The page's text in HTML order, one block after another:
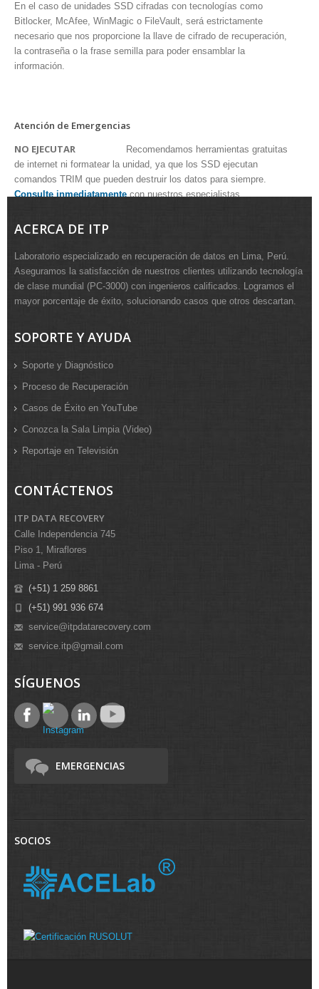
En el caso de unidades SSD cifradas con tecnologías como
Bitlocker, McAfee, WinMagic o FileVault, será estrictamente
necesario que nos proporcione la llave de cifrado de recuperación,
la contraseña o la frase semilla para poder ensamblar la
información.
Atención de Emergencias
Recomendamos
NO EJECUTAR
herramientas gratuitas
de internet ni formatear la unidad, ya que los SSD ejecutan
comandos TRIM que pueden destruir los datos para siempre.
Consulte inmediatamentecon nuestros especialistas.
ACERCA DE ITP
Laboratorio especializado en recuperación de datos en Lima, Perú.
Aseguramos la satisfacción de nuestros clientes utilizando tecnología
de clase mundial (PC-3000) con ingenieros calificados. Logramos el
mayor porcentaje de éxito, solucionando casos que otros descartan.
SOPORTE Y AYUDA
Soporte y Diagnóstico
Proceso de Recuperación
Casos de Éxito en YouTube
Conozca la Sala Limpia (Video)
Reportaje en Televisión
CONTÁCTENOS
ITP DATA RECOVERY
Calle Independencia 745
Piso 1, Miraflores
Lima - Perú
(+51) 1 259 8861
(+51) 991 936 674
service@itpdatarecovery.com
service.itp@gmail.com
SÍGUENOS
EMERGENCIAS
SOCIOS